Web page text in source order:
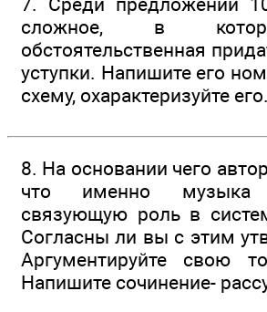
сложное, в
обстоятельственная
уступки. Напишите его
схему, охарактеризуйте его.
8. На основании чего
что именно музыка
связующую роль в
Согласны ли вы с этим
Аргументируйте свою
Напишите сочинение-